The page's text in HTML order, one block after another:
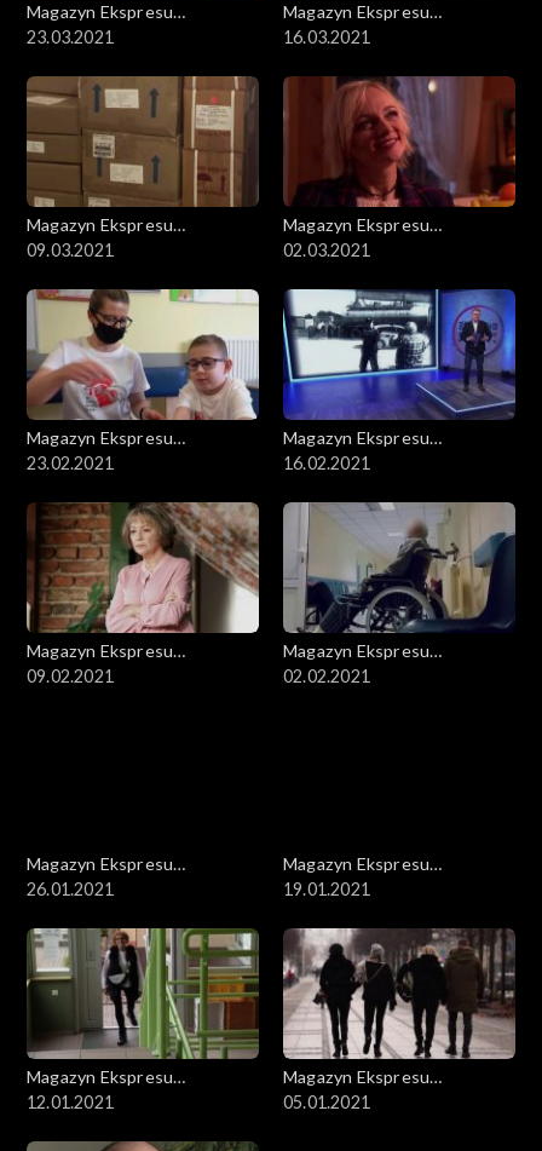
Magazyn Ekspresu
Reporterów
23.03.2021
Magazyn Ekspresu
Reporterów
16.03.2021
Magazyn Ekspresu
Reporterów
09.03.2021
Magazyn Ekspresu
Reporterów
02.03.2021
Magazyn Ekspresu
Reporterów
23.02.2021
Magazyn Ekspresu
Reporterów
16.02.2021
Magazyn Ekspresu
Reporterów
09.02.2021
Magazyn Ekspresu
Reporterów
02.02.2021
Magazyn Ekspresu
Reporterów
26.01.2021
Magazyn Ekspresu
Reporterów
19.01.2021
Magazyn Ekspresu
Reporterów
12.01.2021
Magazyn Ekspresu
Reporterów
05.01.2021